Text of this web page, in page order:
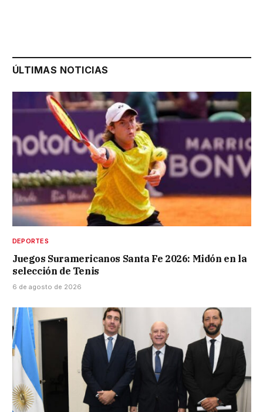
ÚLTIMAS NOTICIAS
DEPORTES
Juegos Suramericanos Santa Fe 2026: Midón en la
selección de Tenis
6 de agosto de 2026